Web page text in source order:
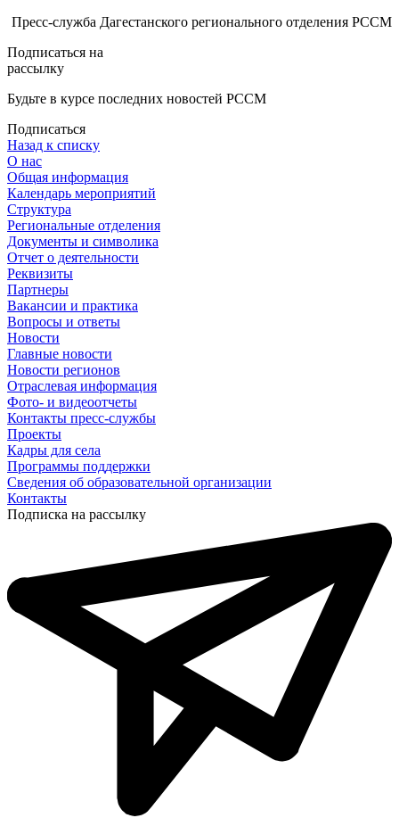
Пресс-служба Дагестанского регионального отделения РССМ
Подписаться на
рассылку
Будьте в курсе последних новостей РССМ
Подписаться
Назад к списку
О нас
Общая информация
Календарь мероприятий
Структура
Региональные отделения
Документы и символика
Отчет о деятельности
Реквизиты
Партнеры
Вакансии и практика
Вопросы и ответы
Новости
Главные новости
Новости регионов
Отраслевая информация
Фото- и видеоотчеты
Контакты пресс-службы
Проекты
Кадры для села
Программы поддержки
Сведения об образовательной организации
Контакты
Подписка на рассылку